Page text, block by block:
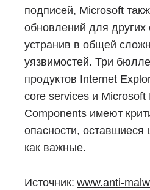
подписей, Microsoft
обновлений для других
устранив в общей
уязвимостей. Три
продуктов Internet
core services и Microsoft
Components имеют
опасности,
как важные.
Источник: www.anti-